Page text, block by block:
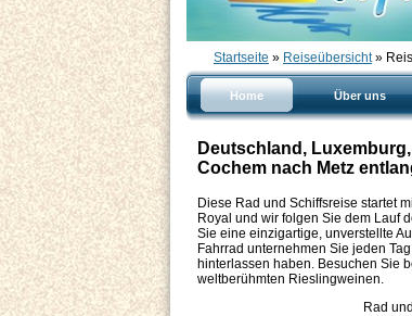
Startseite » Reiseübersicht»
Home Über uns
Deutschland,
Cochem nach Metz
Diese Rad und Schiffsreise startet
Royal und wir folgen Sie dem Lauf
Sie eine einzigartige, unverstellte
Fahrrad unternehmen Sie jeden
hinterlassen haben. Besuchen Sie
weltberühmten Rieslingweinen.
Rad